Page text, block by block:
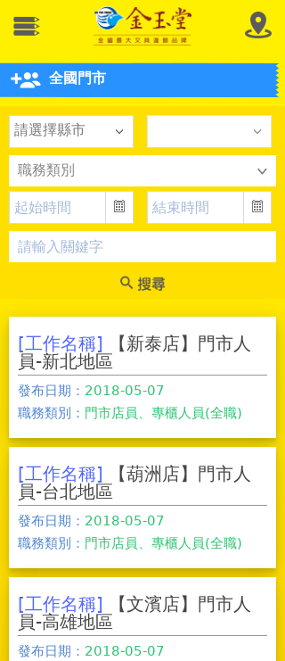
全國門市
請選擇縣市
[工作名稱] 【新泰店】門市人
員-新北地區
發布日期： 2018-05-07
職務類別： 門市店員、專櫃人員(全職)
[工作名稱] 【葫洲店】門市人
員-台北地區
發布日期： 2018-05-07
職務類別： 門市店員、專櫃人員(全職)
[工作名稱] 【文濱店】門市人
員-高雄地區
發布日期： 2018-05-07